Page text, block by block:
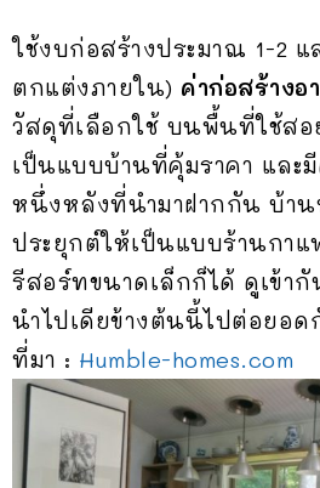
ใช้งบก่อสร้างประมาณ 1-2
ตกแต่งภายใน) ค่าก่อสร้างอ
วัสดุที่เลือกใช้ บนพื้นที่ใช้ส
เป็นแบบบ้านที่คุ้มราคา และ
หนึ่งหลังที่นำมาฝากกัน บ้าน
ประยุกต์ให้เป็นแบบร้านกา
รีสอร์ทขนาดเล็กก็ได้ ดูเข้า
นำไปเดียข้างต้นนี้ไปต่อยอด
ที่มา : Humble-homes.com